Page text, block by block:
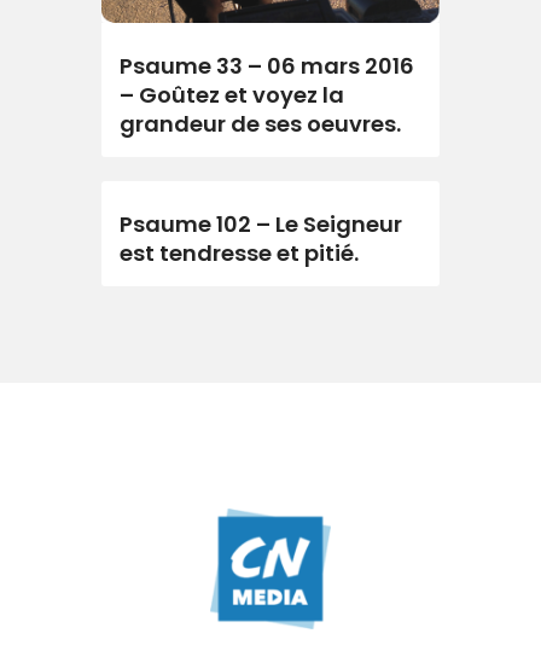
Psaume 33 – 06 mars 2016
– Goûtez et voyez la
grandeur de ses oeuvres.
Psaume 102 – Le Seigneur
est tendresse et pitié.